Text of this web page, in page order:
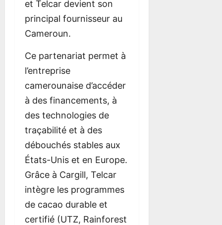
et Telcar devient son
principal fournisseur au
Cameroun.
Ce partenariat permet à
l’entreprise
camerounaise d’accéder
à des financements, à
des technologies de
traçabilité et à des
débouchés stables aux
États-Unis et en Europe.
Grâce à Cargill, Telcar
intègre les programmes
de cacao durable et
certifié (UTZ, Rainforest